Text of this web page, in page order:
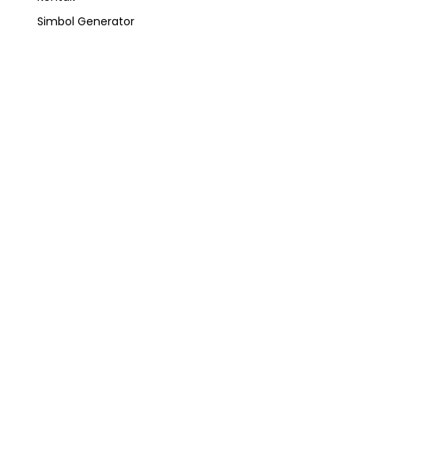
Simbol Generator